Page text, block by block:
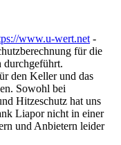
www.u-wert.net -
für die
durchgeführt.
den Keller und das
Sowohl bei
Hitzeschutz hat uns
Liapor nicht in einer
und Anbietern leider